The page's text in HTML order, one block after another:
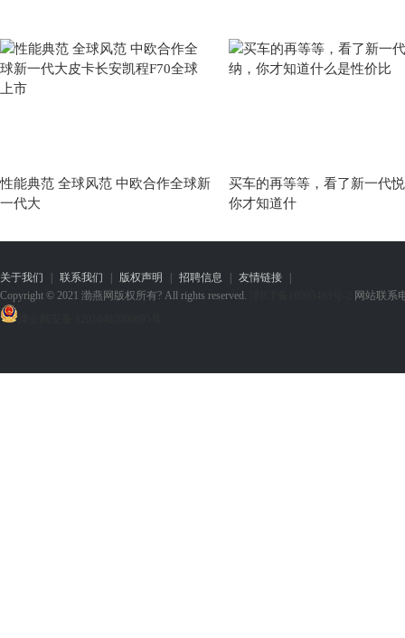
性能典范 全球风范 中欧合作全球新
一代大
买车的再等等，看了新一代
你才知道什
关于我们 联系我们 版权声明 招聘信息 友情链接
Copyright © 2021 渤燕网版权所有? All rights reserved.
网站联系